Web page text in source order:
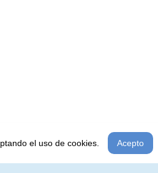
el uso de cookies. Acepto